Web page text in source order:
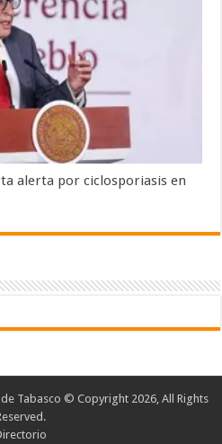
alerta por ciclosporiasis en
Tabasco © Copyright 2026, All Rights